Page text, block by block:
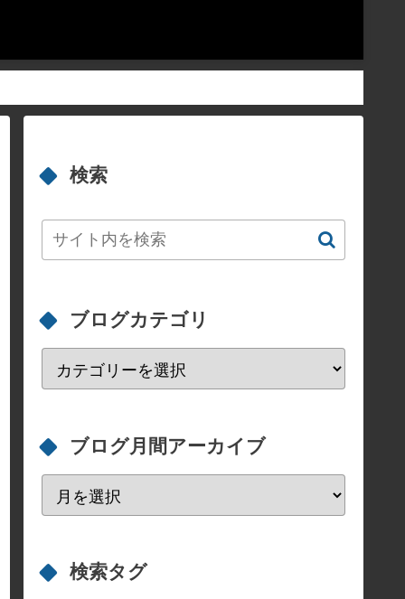
検索
ブログカテゴリ
ブログ月間アーカイブ
検索タグ